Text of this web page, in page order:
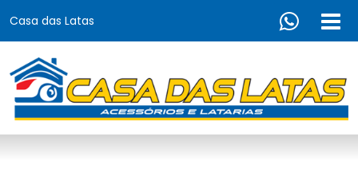
Casa das Latas